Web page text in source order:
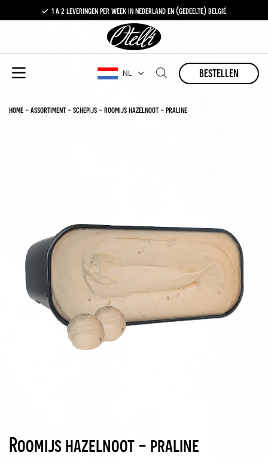
1 a 2 leveringen per week in nederland en (gedeelte) belgië
gratis levering vanaf €100,-
1 a 2 leveringen per week in nederland en (gedeelte) belgië
NL bestellen
home-assortiment-schepijs-roomijs hazelnoot - praline
Roomijs hazelnoot - praline